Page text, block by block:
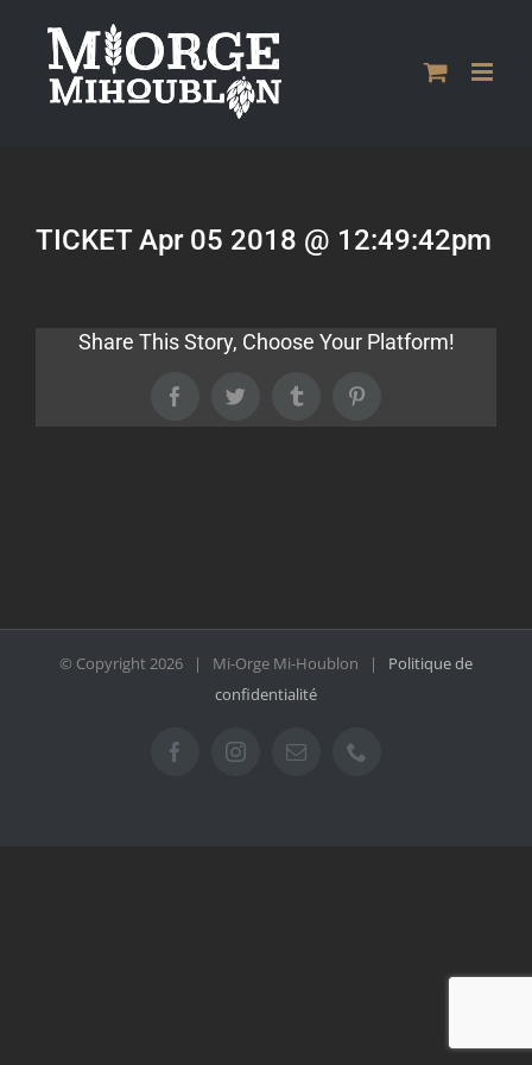
contenu
TICKET Apr 05 2018 @ 12:49:42pm
Share This Story, Choose Your Platform!
FacebookTwitter Tumblr
© Copyright2026 | Mi-Orge Mi-Houblon | Politique de
confidentialité
FacebookInstagramEmail